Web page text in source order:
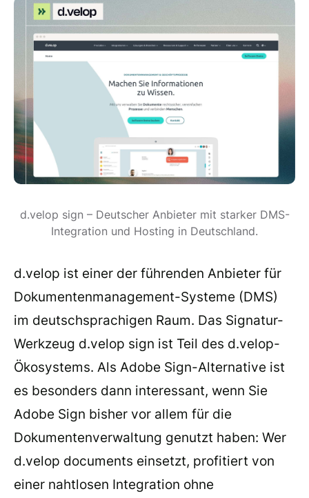
d.velop sign – Deutscher Anbieter mit starker DMS-
Integration und Hosting in Deutschland.
d.velop ist einer der führenden Anbieter für
Dokumentenmanagement-Systeme (DMS)
im deutschsprachigen Raum. Das Signatur-
Werkzeug d.velop sign ist Teil des d.velop-
Ökosystems. Als Adobe Sign-Alternative ist
es besonders dann interessant, wenn Sie
Adobe Sign bisher vor allem für die
Dokumentenverwaltung genutzt haben: Wer
d.velop documents einsetzt, profitiert von
einer nahtlosen Integration ohne